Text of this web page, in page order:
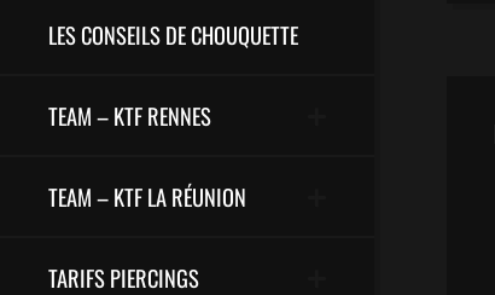
LES CONSEILS DE CHOUQUETTE
TEAM – KTF RENNES
TEAM – KTF LA RÉUNION
TARIFS PIERCINGS